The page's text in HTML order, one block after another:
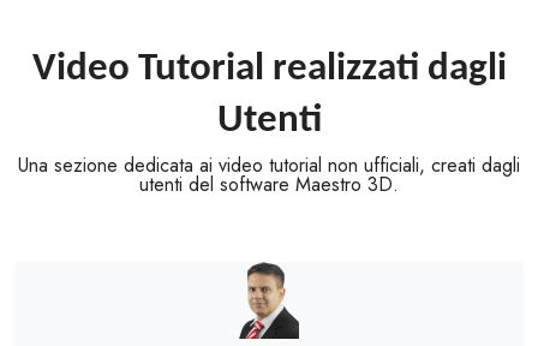
Video Tutorial realizzati dagli
Utenti
Una sezione dedicata ai video tutorial non ufficiali, creati dagli
utenti del software Maestro 3D.